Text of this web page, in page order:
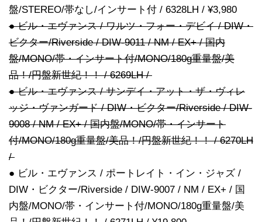
盤/STEREO/帯なし/インサート付 / 6328LH / ¥3,980
● ビル・エヴァンス / ワルツ・フォー・デビイ / DIW・
ビクター/Riverside / DIW-9011 / NM / EX+ / 国内
盤/MONO/帯・インサート付/MONO/180g重量盤/美
品！/円盤新世紀！！ / 6269LH /
● ビル・エヴァンス / サンデイ・アット・ザ・ヴィレ
ッジ・ヴァンガード / DIW・ビクター/Riverside / DIW-
9008 / NM / EX+ / 国内盤/MONO/帯・インサート
付/MONO/180g重量盤/美品！/円盤新世紀！！ / 6270LH
/
● ビル・エヴァンス / ポートレイト・イン・ジャズ /
DIW・ビクター/Riverside / DIW-9007 / NM / EX+ / 国
内盤/MONO/帯・インサート付/MONO/180g重量盤/美